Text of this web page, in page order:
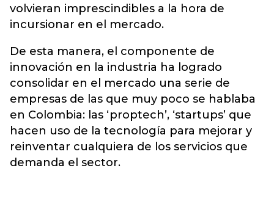
volvieran imprescindibles a la hora de
incursionar en el mercado.
De esta manera, el componente de
innovación en la industria ha logrado
consolidar en el mercado una serie de
empresas de las que muy poco se hablaba
en Colombia: las ‘proptech’, ‘startups’ que
hacen uso de la tecnología para mejorar y
reinventar cualquiera de los servicios que
demanda el sector.